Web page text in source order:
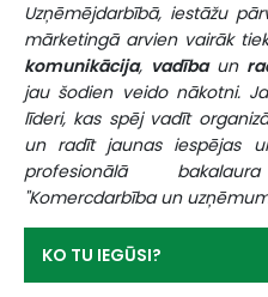
Uzņēmējdarbībā, iestāžu
mārketingā arvien vairāk
komunikācija, vadībaun
jau šodien veido nākotni.
līderi, kas spēj vadīt
un radīt jaunas iespējas
profesionālā
"Komercdarbība un
KO TU IEGŪSI?